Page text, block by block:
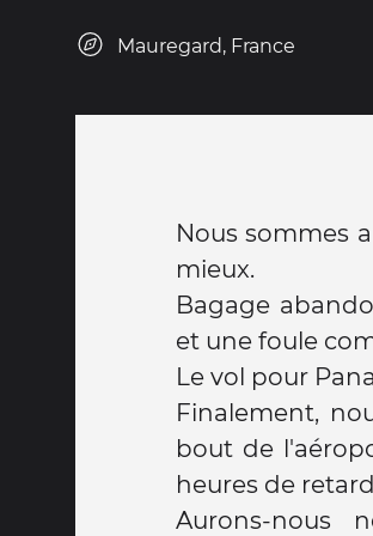
Mauregard, France
Nous sommes
mieux.
Bagage
et une foule
Le vol pour
Finalement,
bout de
heures de
Aurons-nous